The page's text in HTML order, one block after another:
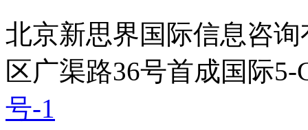
北京新思界国际信息咨
区广渠路36号首成国际
号-1